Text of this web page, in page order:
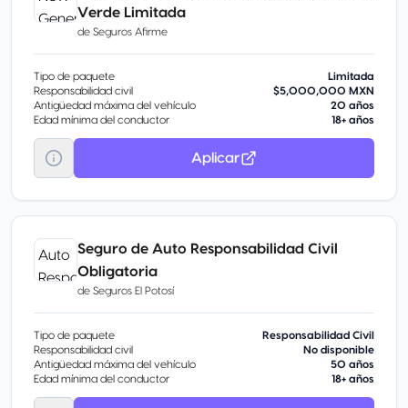
Verde Limitada
de Seguros Afirme
Tipo de paquete
Limitada
Responsabilidad civil
$5,000,000 MXN
Antigüedad máxima del vehículo
20 años
Edad mínima del conductor
18+ años
Aplicar
Seguro de Auto Responsabilidad Civil
Obligatoria
de Seguros El Potosí
Tipo de paquete
Responsabilidad Civil
Responsabilidad civil
No disponible
Antigüedad máxima del vehículo
50 años
Edad mínima del conductor
18+ años